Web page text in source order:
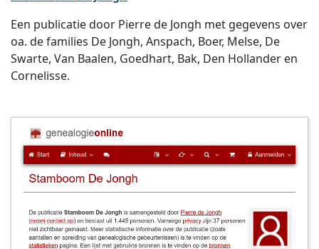
Een publicatie door Pierre de Jongh met gegevens over
oa. de families De Jongh, Anspach, Boer, Melse, De
Swarte, Van Baalen, Goedhart, Bak, Den Hollander en
Cornelisse.